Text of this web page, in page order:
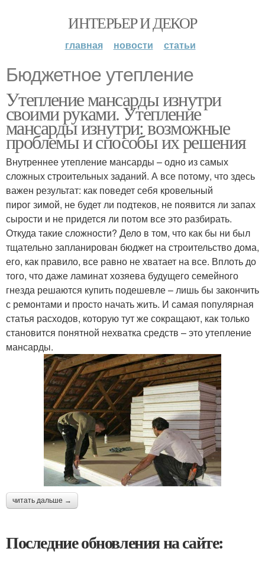
ИНТЕРЬЕР И ДЕКОР
главная новости статьи
Бюджетное утепление
Утепление мансарды изнутри
своими руками. Утепление
мансарды изнутри: возможные
проблемы и способы их решения
Внутреннее утепление мансарды – одно из самых
сложных строительных заданий. А все потому, что здесь
важен результат: как поведет себя кровельный
пирог зимой, не будет ли подтеков, не появится ли запах
сырости и не придется ли потом все это разбирать.
Откуда такие сложности? Дело в том, что как бы ни был
тщательно запланирован бюджет на строительство дома,
его, как правило, все равно не хватает на все. Вплоть до
того, что даже ламинат хозяева будущего семейного
гнезда решаются купить подешевле – лишь бы закончить
с ремонтами и просто начать жить. И самая популярная
статья расходов, которую тут же сокращают, как только
становится понятной нехватка средств – это утепление
мансарды.
читать дальше →
Последние обновления на сайте: